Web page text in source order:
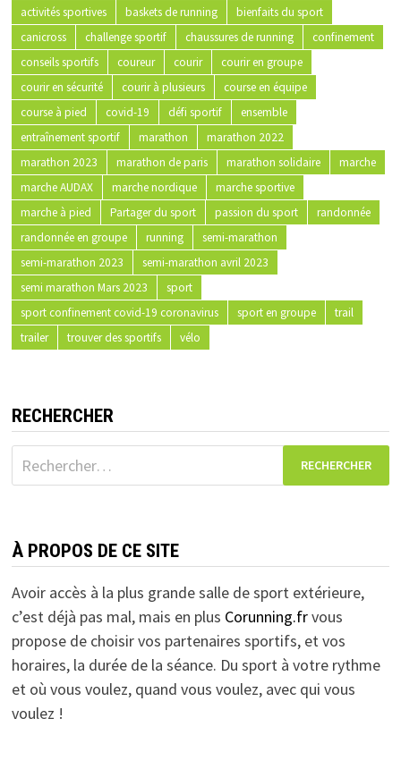
activités sportives baskets de running
bienfaits du sport
canicross
challenge sportif chaussures de running
confinement
conseils sportifs
coureur courir
courir en groupe
courir en sécurité
courir à plusieurs
course en équipe
course à pied
covid-19 défi sportif
ensemble
entraînement sportif
marathon
marathon 2022
marathon 2023
marathon de paris marathon solidaire
marche
marche AUDAX
marche nordique
marche sportive
marche à pied
Partager du sport passion du sport
randonnée
randonnée en groupe
running
semi-marathon
semi-marathon 2023
semi-marathon avril 2023
semi marathon Mars 2023
sport
sport confinement covid-19 coronavirus
sport en groupe
trail
trailer
trouver des sportifs vélo
RECHERCHER
Rechercher :
À PROPOS DE CE SITE
Avoir accès à la plus grande salle de sport extérieure,
c’est déjà pas mal, mais en plus Corunning.frvous
propose de choisir vos partenaires sportifs, et vos
horaires, la durée de la séance. Du sport à votre rythme
et où vous voulez, quand vous voulez, avec qui vous
voulez !